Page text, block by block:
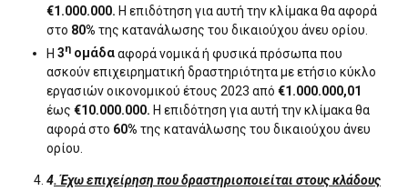
€1.000.000. Η επιδότηση για αυτή την κλίμακα θα αφορά
στο 80% της κατανάλωσης του δικαιούχου άνευ ορίου.
Η 3η ομάδααφορά νομικά ή φυσικά πρόσωπα που
ασκούν επιχειρηματική δραστηριότητα με ετήσιο κύκλο
εργασιών οικονομικού έτους 2023 από €1.000.000,01
έως €10.000.000. Η επιδότηση για αυτή την κλίμακα θα
αφορά στο 60% της κατανάλωσης του δικαιούχου άνευ
ορίου.
4. Έχω επιχείρηση που δραστηριοποιείται στους κλάδους